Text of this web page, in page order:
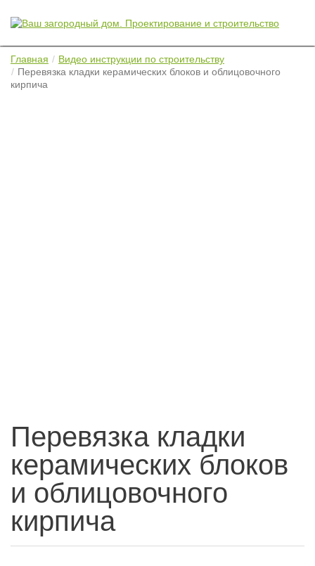
Главная
Видео инструкции по строительству
Перевязка кладки керамических блоков и облицовочного
кирпича
Перевязка кладки
керамических блоков
и облицовочного
кирпича